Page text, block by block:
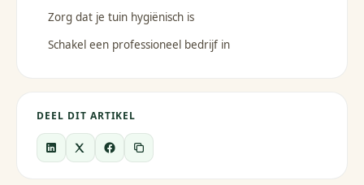
Zorg dat je tuin hygiënisch is
Schakel een professioneel bedrijf in
DEEL DIT ARTIKEL